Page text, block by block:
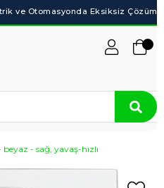
- sağ, yavaş-hızlı